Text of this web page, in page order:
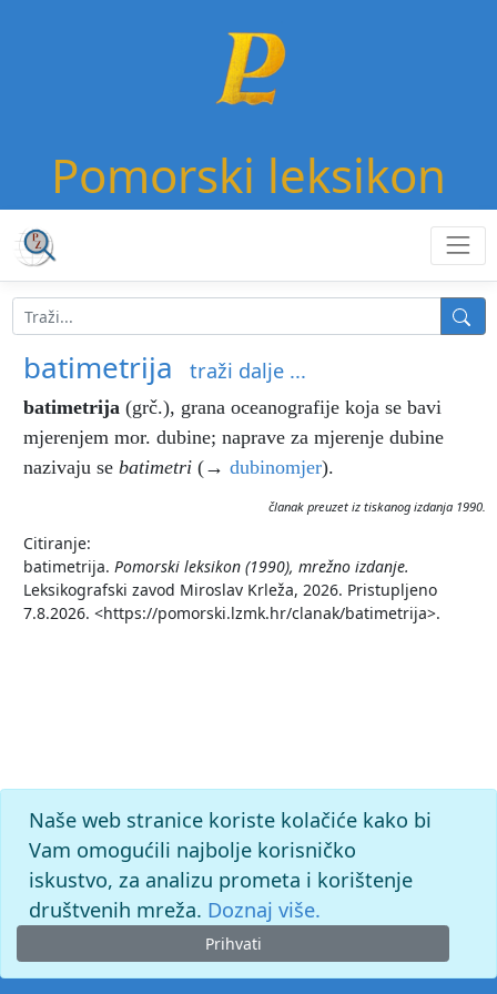
Pomorski leksikon
batimetrija traži dalje ...
batimetrija (grč.), grana oceanografije koja se bavi
mjerenjem mor. dubine; naprave za mjerenje dubine
nazivaju se batimetri (→ dubinomjer).
članak preuzet iz tiskanog izdanja 1990.
Citiranje:
batimetrija. Pomorski leksikon (1990), mrežno izdanje.
Leksikografski zavod Miroslav Krleža, 2026. Pristupljeno
7.8.2026. <https://pomorski.lzmk.hr/clanak/batimetrija>.
Naše web stranice koriste kolačiće kako bi
Vam omogućili najbolje korisničko
iskustvo, za analizu prometa i korištenje
društvenih mreža. Doznaj više.
Prihvati
© 2026. -Leksikografski zavodMiroslav Krleža